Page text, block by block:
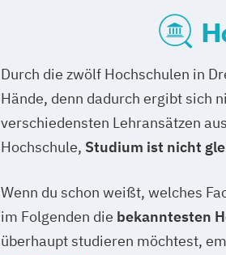
Durch die zwölf Hochschulen in
Hände, denn dadurch ergibt sich
verschiedensten Lehransätzen
Hochschule, Studium ist nicht
Wenn du schon weißt, welches
im Folgenden die bekanntesten
überhaupt studieren möchtest,